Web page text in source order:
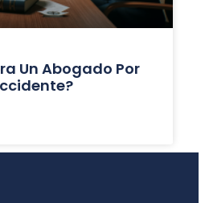
Un Abogado Por